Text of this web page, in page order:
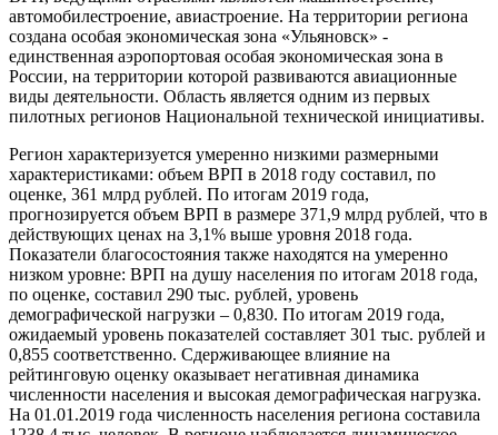
автомобилестроение, авиастроение. На территории региона
создана особая экономическая зона «Ульяновск» -
единственная аэропортовая особая экономическая зона в
России, на территории которой развиваются авиационные
виды деятельности. Область является одним из первых
пилотных регионов Национальной технической инициативы.
Регион характеризуется умеренно низкими размерными
характеристиками: объем ВРП в 2018 году составил, по
оценке, 361 млрд рублей. По итогам 2019 года,
прогнозируется объем ВРП в размере 371,9 млрд рублей, что в
действующих ценах на 3,1% выше уровня 2018 года.
Показатели благосостояния также находятся на умеренно
низком уровне: ВРП на душу населения по итогам 2018 года,
по оценке, составил 290 тыс. рублей, уровень
демографической нагрузки – 0,830. По итогам 2019 года,
ожидаемый уровень показателей составляет 301 тыс. рублей и
0,855 соответственно. Сдерживающее влияние на
рейтинговую оценку оказывает негативная динамика
численности населения и высокая демографическая нагрузка.
На 01.01.2019 года численность населения региона составила